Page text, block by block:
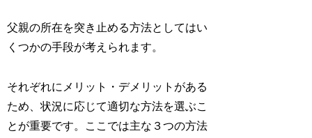
父親の所在を突き止める方法としてはい
くつかの手段が考えられます。
それぞれにメリット・デメリットがある
ため、状況に応じて適切な方法を選ぶこ
とが重要です。ここでは主な３つの方法